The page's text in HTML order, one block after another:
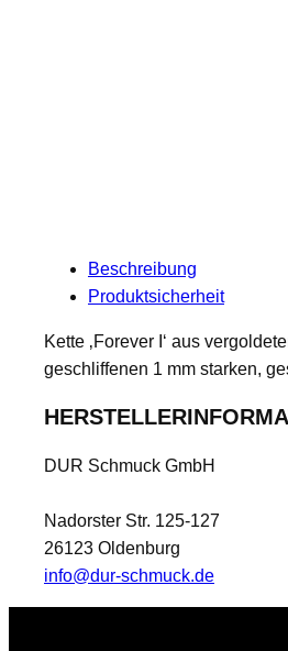
Beschreibung
Produktsicherheit
Kette ‚Forever I‘ aus
geschliffenen 1 mm starken,
DUR Schmuck GmbH
Nadorster Str. 125-127
26123 Oldenburg
info@dur-schmuck.de